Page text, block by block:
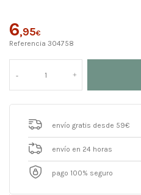
6,95€
Referencia 304758
envío gratis desde 59€
envío en 24 horas
pago 100% seguro